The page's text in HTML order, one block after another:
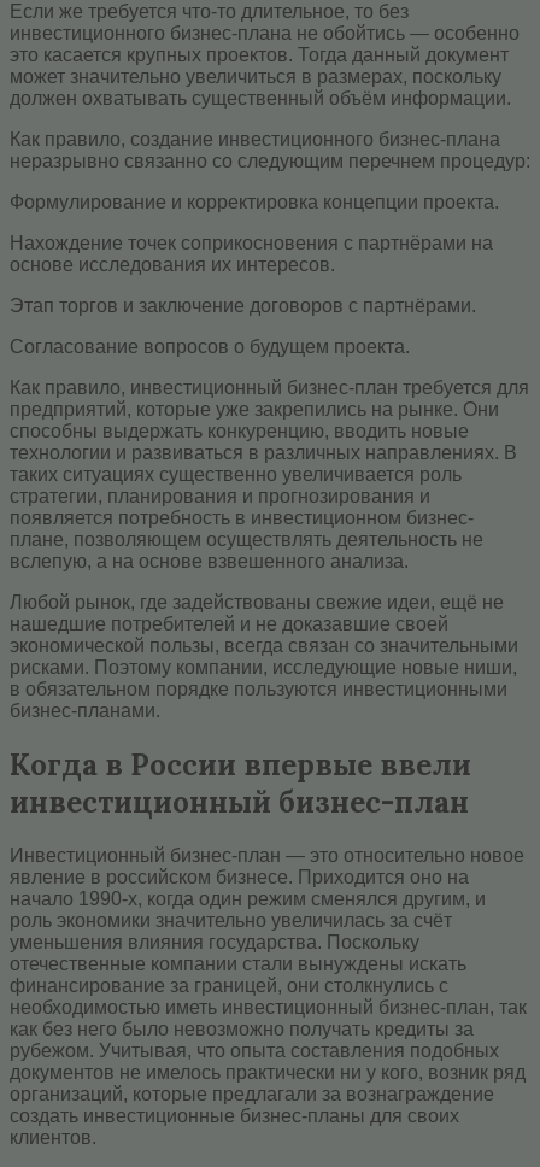
Если же требуется что-то длительное, то без
инвестиционного бизнес-плана не обойтись — особенно
это касается крупных проектов. Тогда данный документ
может значительно увеличиться в размерах, поскольку
должен охватывать существенный объём информации.
Как правило, создание инвестиционного бизнес-плана
неразрывно связанно со следующим перечнем процедур:
Формулирование и корректировка концепции проекта.
Нахождение точек соприкосновения с партнёрами на
основе исследования их интересов.
Этап торгов и заключение договоров с партнёрами.
Согласование вопросов о будущем проекта.
Как правило, инвестиционный бизнес-план требуется для
предприятий, которые уже закрепились на рынке. Они
способны выдержать конкуренцию, вводить новые
технологии и развиваться в различных направлениях. В
таких ситуациях существенно увеличивается роль
стратегии, планирования и прогнозирования и
появляется потребность в инвестиционном бизнес-
плане, позволяющем осуществлять деятельность не
вслепую, а на основе взвешенного анализа.
Любой рынок, где задействованы свежие идеи, ещё не
нашедшие потребителей и не доказавшие своей
экономической пользы, всегда связан со значительными
рисками. Поэтому компании, исследующие новые ниши,
в обязательном порядке пользуются инвестиционными
бизнес-планами.
Когда в России впервые ввели
инвестиционный бизнес-план
Инвестиционный бизнес-план — это относительно новое
явление в российском бизнесе. Приходится оно на
начало 1990-х, когда один режим сменялся другим, и
роль экономики значительно увеличилась за счёт
уменьшения влияния государства. Поскольку
отечественные компании стали вынуждены искать
финансирование за границей, они столкнулись с
необходимостью иметь инвестиционный бизнес-план, так
как без него было невозможно получать кредиты за
рубежом. Учитывая, что опыта составления подобных
документов не имелось практически ни у кого, возник ряд
организаций, которые предлагали за вознаграждение
создать инвестиционные бизнес-планы для своих
клиентов.